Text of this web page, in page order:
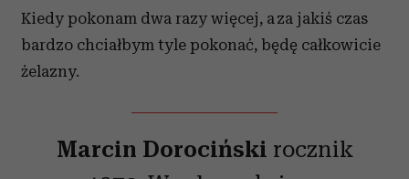
Kiedy pokonam dwa razy więcej, a za jakiś czas
bardzo chciałbym tyle pokonać, będę całkowicie
żelazny.
Marcin Dorociński rocznik